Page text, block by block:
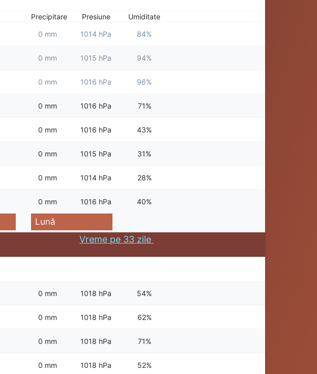
Precipitare Presiune Umiditate
0 mm 1014 hPa 84%
0 mm 1015 hPa 94%
0 mm 1016 hPa 96%
0 mm 1016 hPa 71%
0 mm 1016 hPa 43%
0 mm 1015 hPa 31%
0 mm 1014 hPa 28%
0 mm 1016 hPa 40%
Lună
Vreme pe 33 zile
0 mm 1018 hPa 54%
0 mm 1018 hPa 62%
0 mm 1018 hPa 71%
0 mm 1018 hPa 52%